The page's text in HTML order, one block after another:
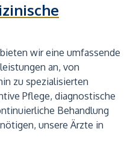
wir eine umfassende
an, von
zu spezialisierten
Pflege, diagnostische
Behandlung
unsere Ärzte in